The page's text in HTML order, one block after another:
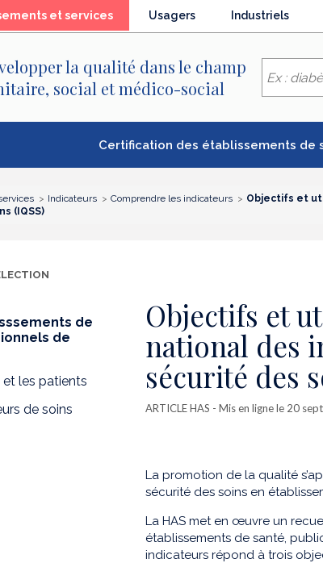
et services(élémentUsagers Industriels
la qualité dans le champ
social et médico-social
Certification des établissements de
Indicateurs Comprendre les indicateurs
Objectifs et
(IQSS)
de
de
et les patients
de soins
Objectifs et
national des
sécurité des
ARTICLE HAS - Mis en ligne le 20
La promotion de la qualité
sécurité des soins en
La HAS met en œuvre un
établissements de santé,
indicateurs répond à trois